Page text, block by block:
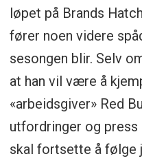
løpet på Brands
fører noen videre
sesongen blir. Selv
at han vil være å
«arbeidsgiver» Red
utfordringer og press
skal fortsette å følge